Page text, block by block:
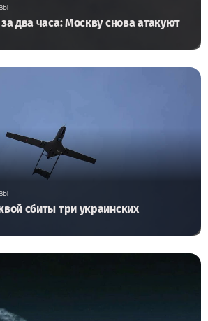
два часа: Москву снова атакуют
сбиты три украинских